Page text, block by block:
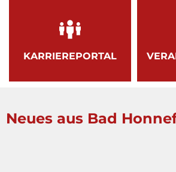
KARRIEREPORTAL
Neues aus Bad